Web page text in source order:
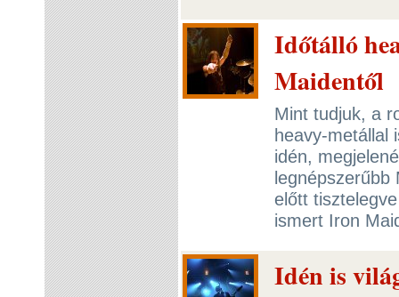
Időtálló
Maidentől
Mint tudjuk, a
heavy-metállal
idén,
legnépszerűbb
előtt
ismert Iron
Idén is